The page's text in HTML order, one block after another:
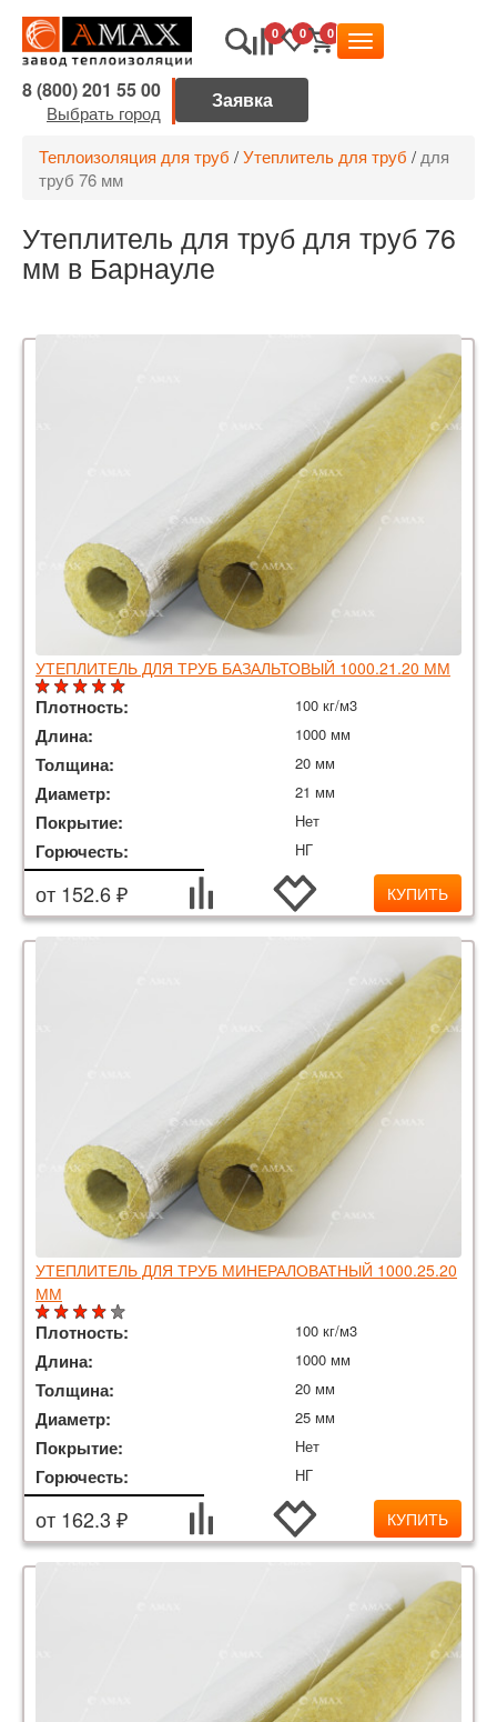
0 0 0
8 (800) 201 55 00
Выбрать город
Теплоизоляция для труб /Утеплитель для труб / для
труб 76 мм
Утеплитель для труб для труб 76
мм в Барнауле
УТЕПЛИТЕЛЬ ДЛЯ ТРУБ БАЗАЛЬТОВЫЙ 1000.21.20 ММ
Плотность: 100 кг/м3
Длина: 1000 мм
Толщина: 20 мм
Диаметр: 21 мм
Покрытие: Нет
Горючесть: НГ
от 152.6 ₽ КУПИТЬ
УТЕПЛИТЕЛЬ ДЛЯ ТРУБ МИНЕРАЛОВАТНЫЙ 1000.25.20
ММ
Плотность: 100 кг/м3
Длина: 1000 мм
Толщина: 20 мм
Диаметр: 25 мм
Покрытие: Нет
Горючесть: НГ
от 162.3 ₽ КУПИТЬ